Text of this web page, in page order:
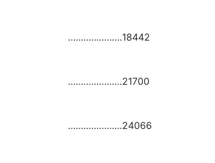
…………………18442
…………………21700
…………………24066